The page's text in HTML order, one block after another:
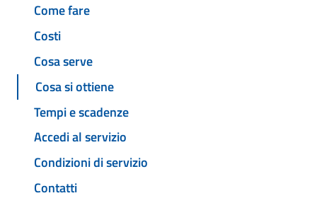
Come fare
Costi
Cosa serve
Cosa si ottiene
Tempi e scadenze
Accedi al servizio
Condizioni di servizio
Contatti